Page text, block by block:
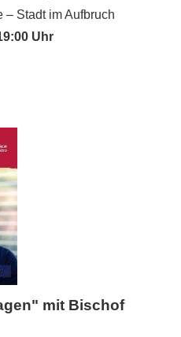
– Stadt im Aufbruch
Uhr
mit Bischof